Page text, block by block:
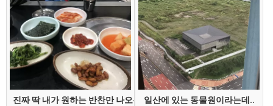
진짜 딱 내가 원하는 반찬만 나오는 집일산에 있는 동물원이라는데..